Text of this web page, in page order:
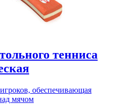
тенниса
обеспечивающая
мячом